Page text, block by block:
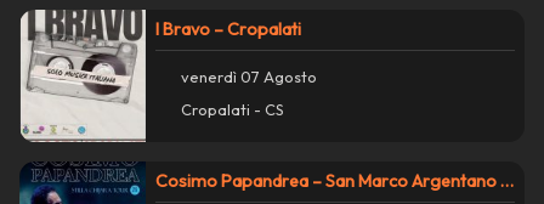
I Bravo – Cropalati
venerdì 07 Agosto
Cropalati - CS
Cosimo Papandrea – San Marco Argentano Scalo